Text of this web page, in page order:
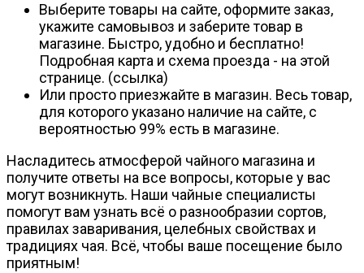
Выберите товары на сайте, оформите заказ,
укажите самовывоз и заберите товар в
магазине. Быстро, удобно и бесплатно!
Подробная карта и схема проезда - на этой
странице. (ссылка)
Или просто приезжайте в магазин. Весь товар,
для которого указано наличие на сайте, с
вероятностью 99% есть в магазине.
Насладитесь атмосферой чайного магазина и
получите ответы на все вопросы, которые у вас
могут возникнуть. Наши чайные специалисты
помогут вам узнать всё о разнообразии сортов,
правилах заваривания, целебных свойствах и
традициях чая. Всё, чтобы ваше посещение было
приятным!